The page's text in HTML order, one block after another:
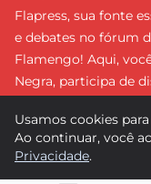
Flapress, sua fonte
e debates no fórum
Flamengo! Aqui,
Negra, participa de
lance e esteja
apaixonada do
Usamos cookies
Ao continuar, você
Privacidade.